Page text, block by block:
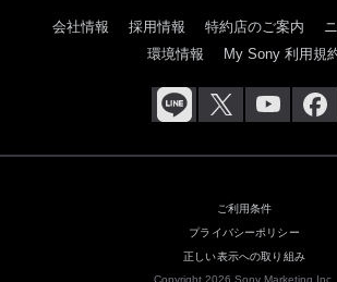
会社情報 採用情報 特約店のご案内
環境情報
My Sony 利用規
ご利用条件
プライバシーポリシー
正しい表示への取り組み
Copyright 2026 Sony Marketing Inc.